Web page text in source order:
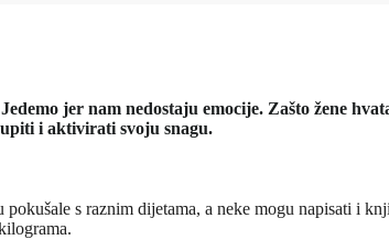
jer nam nedostaju emocije. Zašto žene
i aktivirati svoju snagu.
s raznim dijetama, a neke mogu napisati i